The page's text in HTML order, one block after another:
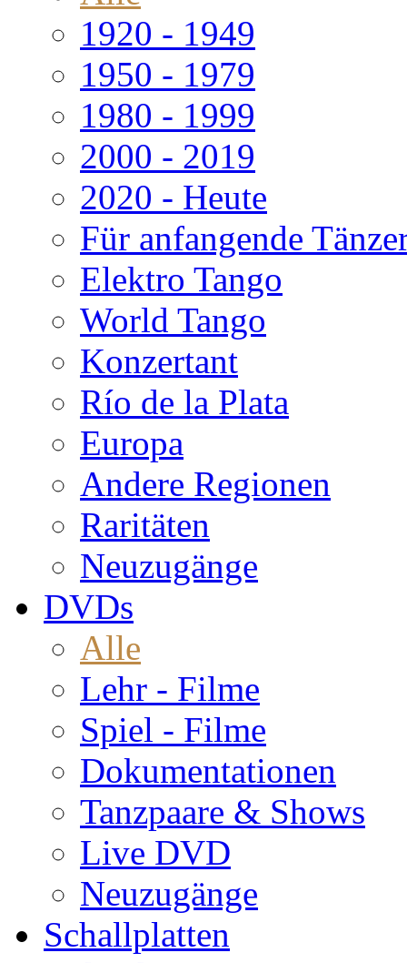
1920 - 1949
1950 - 1979
1980 - 1999
2000 - 2019
2020 - Heute
Für anfangende
Elektro Tango
World Tango
Konzertant
Río de la Plata
Europa
Andere Regionen
Raritäten
Neuzugänge
DVDs
Alle
Lehr - Filme
Spiel - Filme
Dokumentationen
Tanzpaare & Shows
Live DVD
Neuzugänge
Schallplatten